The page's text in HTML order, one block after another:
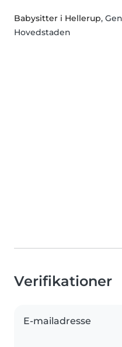
Babysitter i Hellerup,
Hovedstaden
Verifikationer
E-mailadresse